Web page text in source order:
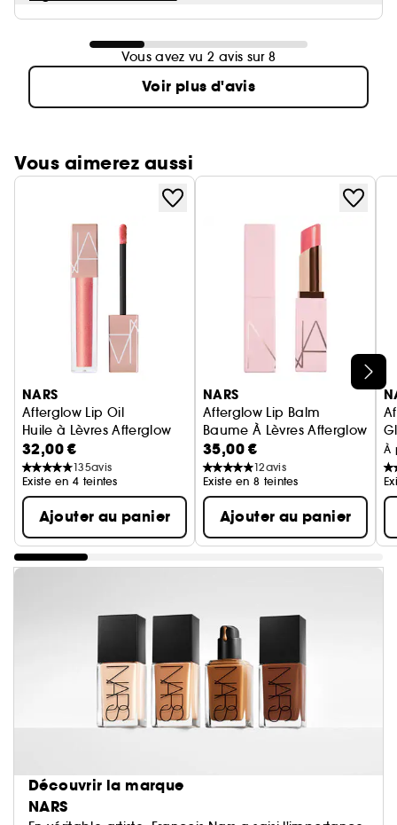
Vous avez vu 2 avis sur 8
Voir plus d'avis
Vous aimerez aussi
Ignorer le carrousel produits
NARS
Afterglow Lip Oil
Huile à Lèvres Afterglow
32,00 €
135avis
Existe en 4 teintes
Ajouter au panier
NARS
Afterglow Lip Balm
Baume À Lèvres Afterglow
35,00 €
12avis
Existe en 8 teintes
Ajouter au panier
À
Découvrir la marque
NARS